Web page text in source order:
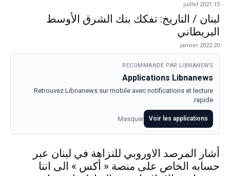
15 juillet 2021
لبنان / التاريخ: تفكك بنك الشرق الأوسط
البريطاني
20 janvier 2022
RECOMMANDE PAR LIBNANEWS
Applications Libnanews
Retrouvez Libnanews sur mobile avec notifications et lecture
rapide.
Voir les applications
Masquer
أشار المرصد الاوروبي للنزاهة في لبنان عبر
حسابه الخاص على منصة « أكس » الى اننا